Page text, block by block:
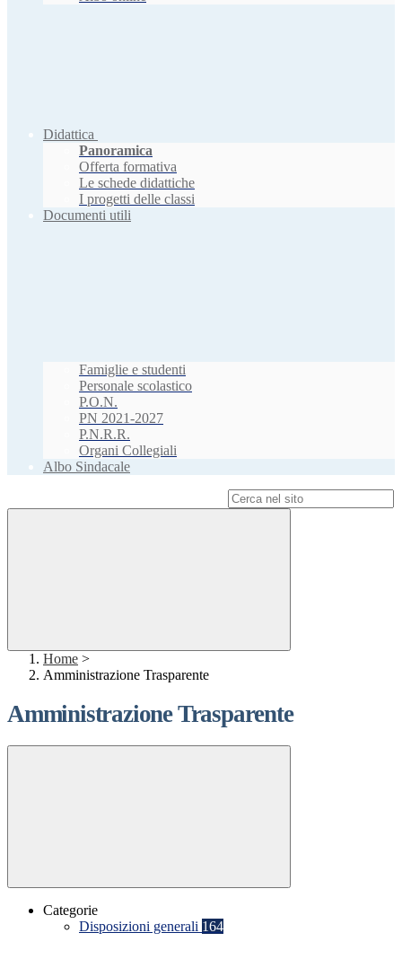
Didattica
Panoramica
Offerta formativa
Le schede didattiche
I progetti delle classi
Documenti utili
Famiglie e studenti
Personale scolastico
P.O.N.
PN 2021-2027
P.N.R.R.
Organi Collegiali
Albo Sindacale
Home >
Amministrazione Trasparente
Amministrazione Trasparente
Categorie
Disposizioni generali 164